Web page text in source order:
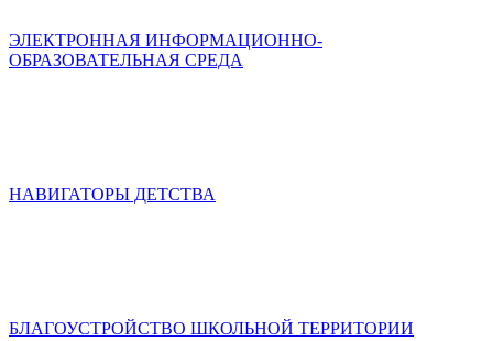
ЭЛЕКТРОННАЯ ИНФОРМАЦИОННО-
ОБРАЗОВАТЕЛЬНАЯ СРЕДА
НАВИГАТОРЫ ДЕТСТВА
БЛАГОУСТРОЙСТВО ШКОЛЬНОЙ ТЕРРИТОРИИ